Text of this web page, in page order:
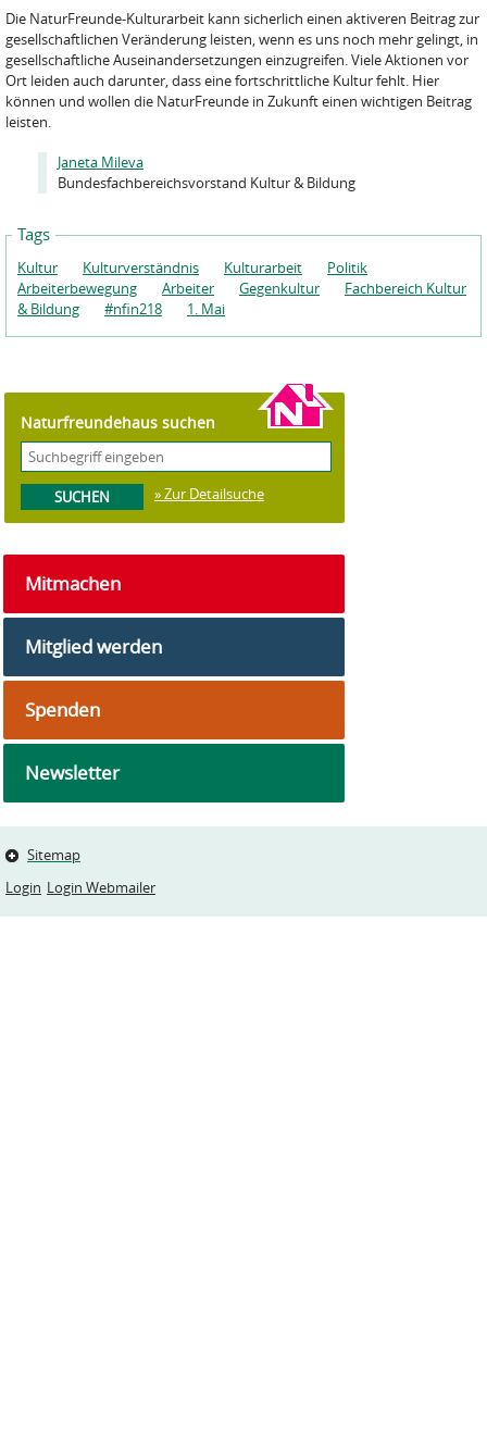
Die NaturFreunde-Kulturarbeit kann sicherlich einen aktiveren Beitrag zur
gesellschaftlichen Veränderung leisten, wenn es uns noch mehr gelingt, in
gesellschaftliche Auseinandersetzungen einzugreifen. Viele Aktionen vor
Ort leiden auch darunter, dass eine fortschrittliche Kultur fehlt. Hier
können und wollen die NaturFreunde in Zukunft einen wichtigen Beitrag
leisten.
Janeta Mileva
Bundesfachbereichsvorstand Kultur & Bildung
Tags
Kultur Kulturverständnis Kulturarbeit
Politik
Arbeiterbewegung
Arbeiter Gegenkultur
Fachbereich Kultur
& Bildung
#nfin218 1. Mai
Naturfreundehaus suchen
» Zur Detailsuche
Mitmachen
Mitglied werden
Spenden
Newsletter
Sitemap
Login Login Webmailer